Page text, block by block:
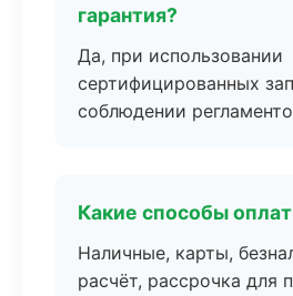
гарантия?
Да, при использовании
сертифицированных
соблюдении
Какие способы
Наличные, карты,
расчёт, рассрочка для